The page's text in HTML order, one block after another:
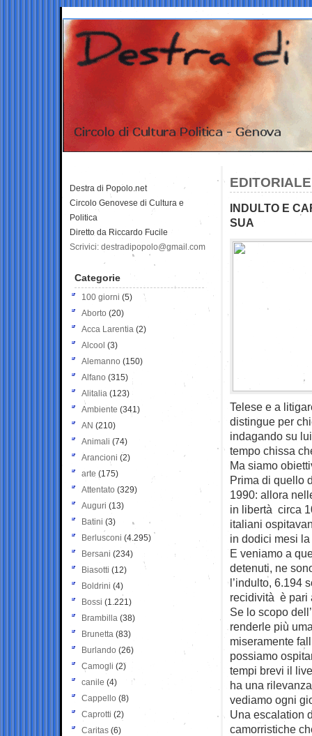
EDITORIALE
INDULTO E
SUA
Telese e a
distingue per
indagando su
tempo chissa
Ma siamo
Prima di quello
1990: allora
in libertà circa
italiani
in dodici mesi
E veniamo a
detenuti, ne
l’indulto, 6.194
recidività è pari
Se lo scopo
renderle più
miseramente
possiamo
tempi brevi il
ha una
vediamo ogni
Una escalation
camorristiche
Destra di Popolo.net
Circolo Genovese di Cultura e
Politica
Diretto da Riccardo Fucile
Scrivici: destradipopolo@gmail.com
Categorie
100 giorni (5)
Aborto (20)
Acca Larentia (2)
Alcool (3)
Alemanno (150)
Alfano (315)
Alitalia (123)
Ambiente (341)
AN (210)
Animali (74)
Arancioni (2)
arte (175)
Attentato (329)
Auguri (13)
Batini (3)
Berlusconi (4.295)
Bersani (234)
Biasotti (12)
Boldrini (4)
Bossi (1.221)
Brambilla (38)
Brunetta (83)
Burlando (26)
Camogli (2)
canile (4)
Cappello (8)
Caprotti (2)
Caritas (6)